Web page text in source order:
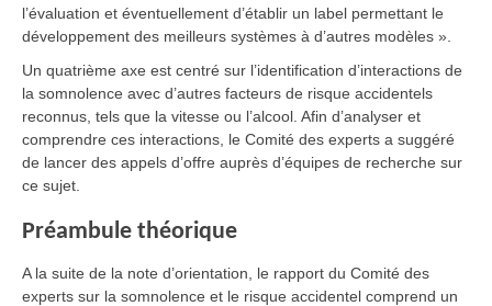
l’évaluation et éventuellement d’établir un label permettant le
développement des meilleurs systèmes à d’autres modèles ».
Un quatrième axe est centré sur l’identification d’interactions de
la somnolence avec d’autres facteurs de risque accidentels
reconnus, tels que la vitesse ou l’alcool. Afin d’analyser et
comprendre ces interactions, le Comité des experts a suggéré
de lancer des appels d’offre auprès d’équipes de recherche sur
ce sujet.
Préambule théorique
A la suite de la note d’orientation, le rapport du Comité des
experts sur la somnolence et le risque accidentel comprend un